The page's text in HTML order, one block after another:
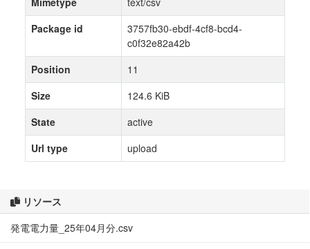
リソース
発電電力量_25年04月分.csv
Package id
3757fb30-ebdf-4cf8-bcd4-
c0f32e82a42b
Position
11
Size
124.6 KiB
State
active
Url type
upload